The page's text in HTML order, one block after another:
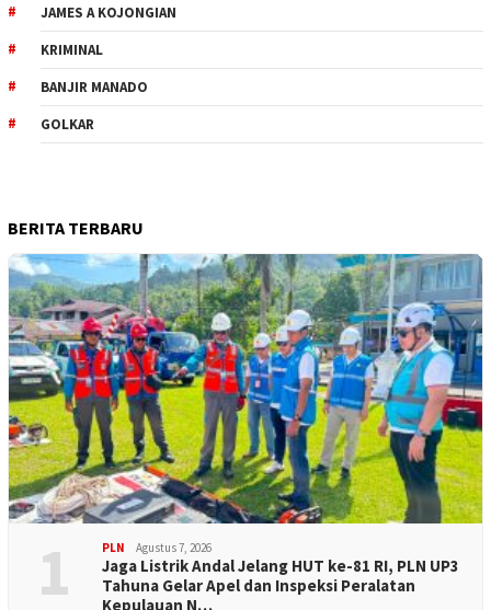
JAMES A KOJONGIAN
KRIMINAL
BANJIR MANADO
GOLKAR
BERITA TERBARU
1 PLN Agustus 7, 2026
Jaga Listrik Andal Jelang HUT ke-81 RI, PLN UP3
Tahuna Gelar Apel dan Inspeksi Peralatan
Kepulauan N…